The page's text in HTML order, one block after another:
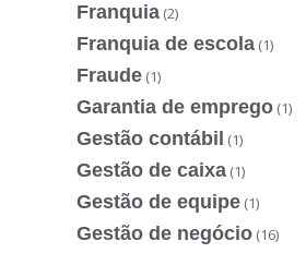
Franquia (2)
Franquia de escola (1)
Fraude (1)
Garantia de emprego (1)
Gestão contábil (1)
Gestão de caixa (1)
Gestão de equipe (1)
Gestão de negócio (16)